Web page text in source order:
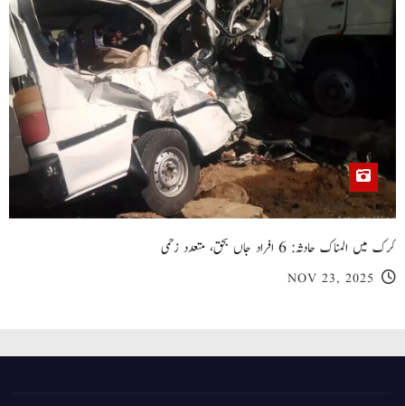
کرک میں المناک حادثہ: 6 افراد جاں بحق، متعدد زخمی
NOV 23, 2025